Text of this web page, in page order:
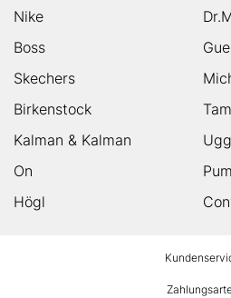
Nike
Boss
Skechers
Birkenstock
Kalman & Kalman
Ugg
On
Högl